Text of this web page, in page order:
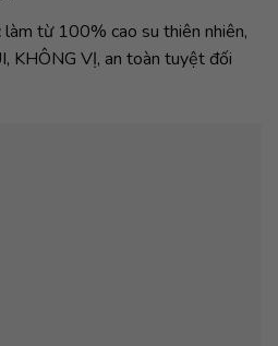
từ 100% cao su thiên nhiên,
KHÔNG VỊ, an toàn tuyệt đối